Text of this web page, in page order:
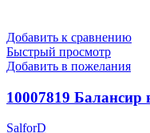
Добавить к сравнению
Быстрый просмотр
Добавить в пожелания
10007819 Балансир
SalforD